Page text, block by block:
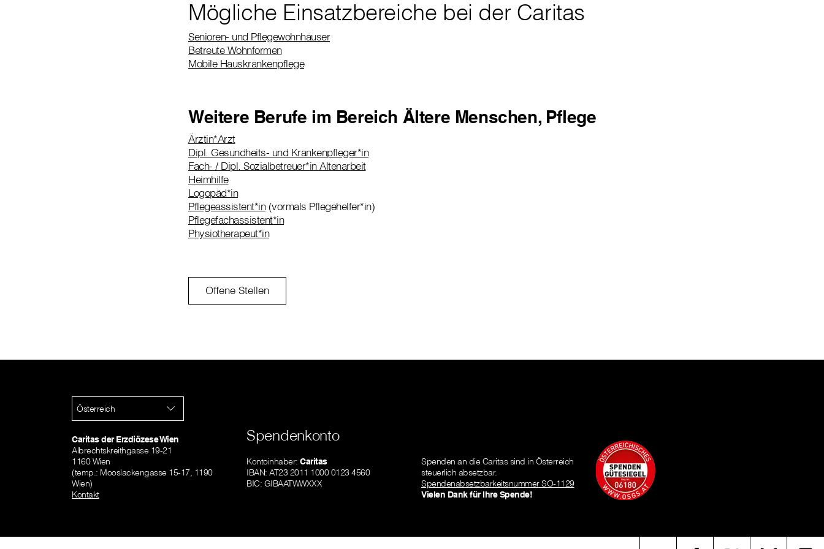
Mögliche Einsatzbereiche bei der Caritas
Senioren- und Pflegewohnhäuser
Betreute Wohnformen
Mobile Hauskrankenpflege
Weitere Berufe im Bereich Ältere Menschen, Pflege
Ärztin*Arzt
Dipl. Gesundheits- und Krankenpfleger*in
Fach- / Dipl. Sozialbetreuer*in Altenarbeit
Heimhilfe
Logopäd*in
Pflegeassistent*in(vormals Pflegehelfer*in)
Pflegefachassistent*in
Physiotherapeut*in
Offene Stellen
Österreich
Caritas der Erzdiözese Wien
Albrechtskreithgasse 19-21
1160 Wien
(temp.: Mooslackengasse 15-17, 1190
Wien)
Kontakt
Spendenkonto
Kontoinhaber: Caritas
IBAN: AT23 2011 1000 0123 4560
BIC: GIBAATWWXXX
Spenden an die Caritas sind in Österreich
steuerlich absetzbar.
Spendenabsetzbarkeitsnummer SO-1129
Vielen Dank für Ihre Spende!